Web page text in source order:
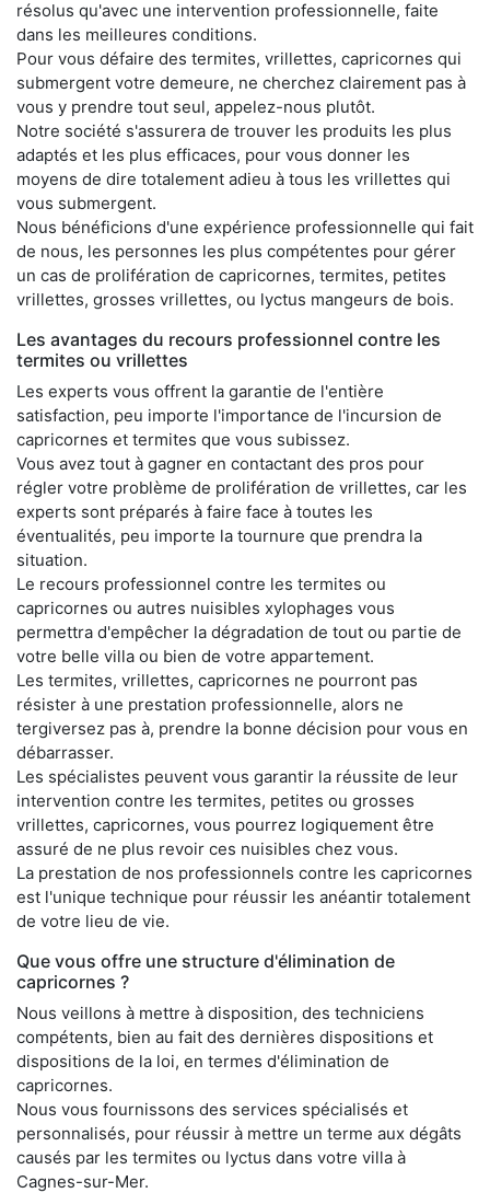
résolus qu'avec une intervention professionnelle, faite
dans les meilleures conditions.
Pour vous défaire des termites, vrillettes, capricornes qui
submergent votre demeure, ne cherchez clairement pas à
vous y prendre tout seul, appelez-nous plutôt.
Notre société s'assurera de trouver les produits les plus
adaptés et les plus efficaces, pour vous donner les
moyens de dire totalement adieu à tous les vrillettes qui
vous submergent.
Nous bénéficions d'une expérience professionnelle qui fait
de nous, les personnes les plus compétentes pour gérer
un cas de prolifération de capricornes, termites, petites
vrillettes, grosses vrillettes, ou lyctus mangeurs de bois.
Les avantages du recours professionnel contre les
termites ou vrillettes
Les experts vous offrent la garantie de l'entière
satisfaction, peu importe l'importance de l'incursion de
capricornes et termites que vous subissez.
Vous avez tout à gagner en contactant des pros pour
régler votre problème de prolifération de vrillettes, car les
experts sont préparés à faire face à toutes les
éventualités, peu importe la tournure que prendra la
situation.
Le recours professionnel contre les termites ou
capricornes ou autres nuisibles xylophages vous
permettra d'empêcher la dégradation de tout ou partie de
votre belle villa ou bien de votre appartement.
Les termites, vrillettes, capricornes ne pourront pas
résister à une prestation professionnelle, alors ne
tergiversez pas à, prendre la bonne décision pour vous en
débarrasser.
Les spécialistes peuvent vous garantir la réussite de leur
intervention contre les termites, petites ou grosses
vrillettes, capricornes, vous pourrez logiquement être
assuré de ne plus revoir ces nuisibles chez vous.
La prestation de nos professionnels contre les capricornes
est l'unique technique pour réussir les anéantir totalement
de votre lieu de vie.
Que vous offre une structure d'élimination de
capricornes ?
Nous veillons à mettre à disposition, des techniciens
compétents, bien au fait des dernières dispositions et
dispositions de la loi, en termes d'élimination de
capricornes.
Nous vous fournissons des services spécialisés et
personnalisés, pour réussir à mettre un terme aux dégâts
causés par les termites ou lyctus dans votre villa à
Cagnes-sur-Mer.